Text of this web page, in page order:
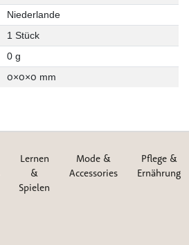
Niederlande
1 Stück
0 g
0×0×0 mm
Lernen
&
Spielen
Mode &
Accessories
Pflege &
Ernährung